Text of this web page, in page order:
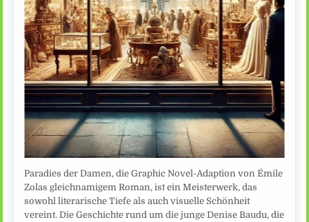
Paradies der Damen, die Graphic Novel-Adaption von Émile
Zolas gleichnamigem Roman, ist ein Meisterwerk, das
sowohl literarische Tiefe als auch visuelle Schönheit
vereint. Die Geschichte rund um die junge Denise Baudu, die